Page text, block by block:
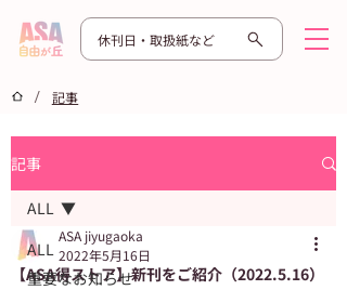
休刊日・取扱紙など
/ 記事
記事
ALL
重要なお知らせ
ALL
【ASA得ストア】新刊をご紹介（2022.5.16）
ASA jiyugaoka
2022年5月16日